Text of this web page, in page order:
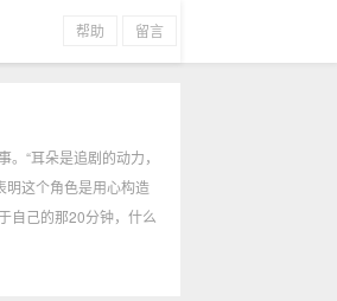
帮助 留言
“耳朵是追剧的动力，
明这个角色是用心构造
自己的那20分钟，什么